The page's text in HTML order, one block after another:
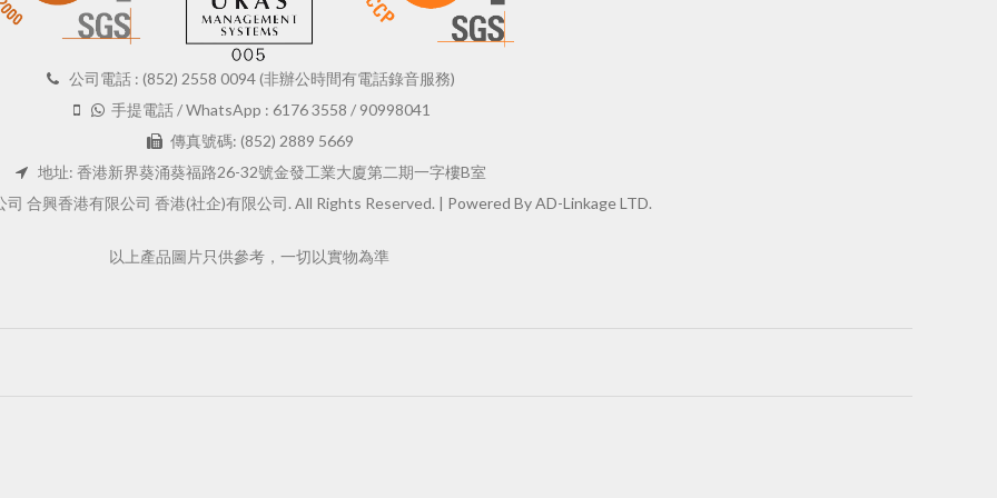
公司電話 : (852) 2558 0094 (非辦公時間有電話錄音服務)
手提電話 / WhatsApp : 6176 3558 / 90998041
傳真號碼: (852) 2889 5669
地址: 香港新界葵涌葵福路26-32號金發工業大廈第二期一字樓B室
合興香港有限公司 香港(社企)有限公司. All Rights Reserved. | Powered By AD-Linkage LTD.
以上產品圖片只供參考，一切以實物為準